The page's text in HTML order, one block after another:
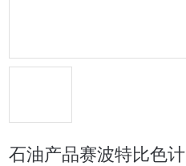
石油产品赛波特比色计